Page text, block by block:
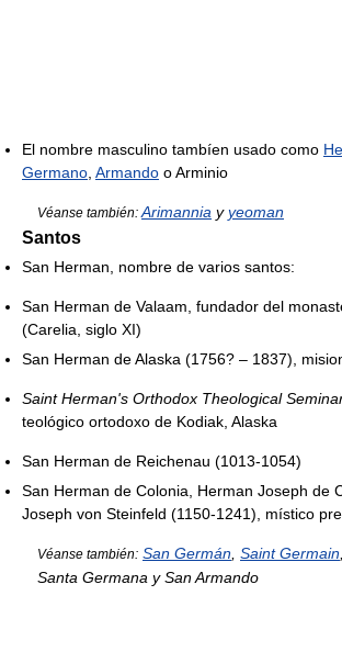
El nombre masculino tambíen usado como
Germano Armando o Arminio
Véanse también: Arimannia yyeoman
Santos
San Herman, nombre de varios santos:
San Herman de Valaam, fundador del
(Carelia, siglo XI)
San Herman de Alaska (1756? – 1837),
Saint Herman's Orthodox Theological
teológico ortodoxo de Kodiak, Alaska
San Herman de Reichenau (1013-1054)
San Herman de Colonia, Herman Joseph de
Joseph von Steinfeld (1150-1241), místico
Véanse también: San Germán, Saint Germain
Santa Germana y San Armando